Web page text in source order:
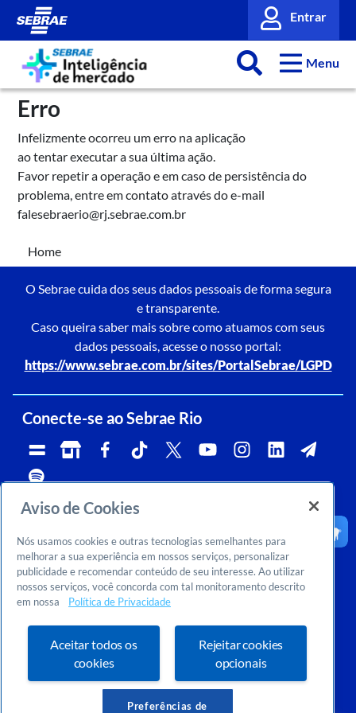
Entrar
Menu
Erro
Infelizmente ocorreu um erro na aplicação
ao tentar executar a sua última ação.
Favor repetir a operação e em caso de persistência do
problema, entre em contato através do e-mail
falesebraerio@rj.sebrae.com.br
Home
O Sebrae cuida dos seus dados pessoais de forma segura
e transparente.
Caso queira saber mais sobre como atuamos com seus
dados pessoais, acesse o nosso portal:
https://www.sebrae.com.br/sites/PortalSebrae/LGPD
Conecte-se ao Sebrae Rio
Telefone:
0800 570 0800
Whatsapp e Telegram:
(21)96576-7825
Ouvidoria:
CNPJ:
29.737.103/0001-10
Email:
falesebraerio@rj.sebrae.com.br
Sebrae Inteligência de Mercado
Dúvidas? Consulte o FAQOu entre em contato conosco:
Aviso de Cookies
Nós usamos cookies e outras tecnologias semelhantes para
melhorar a sua experiência em nossos serviços, personalizar
publicidade e recomendar conteúdo de seu interesse. Ao utilizar
nossos serviços, você concorda com tal monitoramento descrito
em nossa
Política de Privacidade
Aceitar todos os
cookies
Rejeitar cookies
opcionais
Preferências de